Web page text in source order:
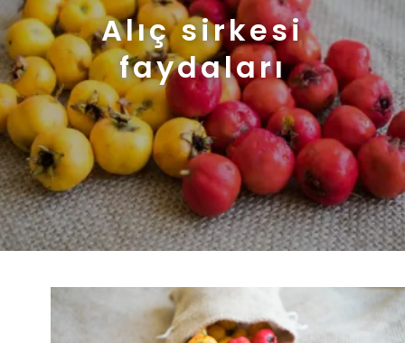
Alıç sirkesi
faydaları